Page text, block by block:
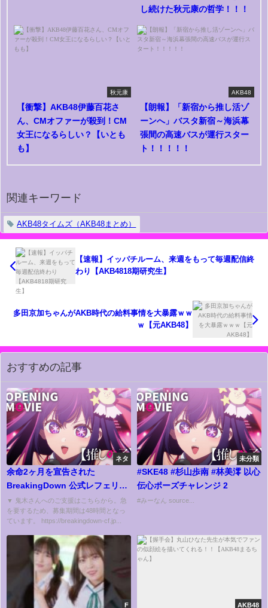
し続けた秋元康の哲学！！！
秋元康
【衝撃】AKB48伊藤百花さ
ん、CMオファーが殺到！CM
女王になるらしい？【いとも
も】
AKB48
【朗報】「新宿から推し活ゾ
ーンへ」バスタ新宿～海浜幕
張間の高速バスが運行スター
ト！！！！！
関連キーワード
AKB48タイムズ（AKB48まとめ）
【速報】イッパチルーム、来週をもって毎週配信終
わり【AKB4818期研究生】
多田京加ちゃんがAKB時代の給料事情を大暴露ｗｗ
ｗ【元AKB48】
おすすめの記事
ネタ
余命2ヶ月を宣告された
BreakingDown 公式レフェリー
『鬼木さん』と対面後、2人から
漏れた本音とは…
▼ 鬼木さんへのご支援はこちらから。急
を要するため、募集期間は48時間となっ
ています。 https://breakingdown-cf.jp...
未分類
#SKE48 #杉山歩南 #林美澪 以心
伝心ポーズチャレンジ 2
#みーなん source...
F AKB48